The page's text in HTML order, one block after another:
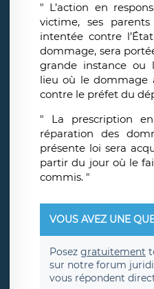
" L’action en
victime, ses
intentée contre
dommage, sera
grande instance ou
lieu où le dommage
contre le préfet du
" La prescription
réparation des
présente loi sera
partir du jour où le
commis. "
VOUS AVEZ UNE
Posez gratuitement
sur notre forum
vous répondent